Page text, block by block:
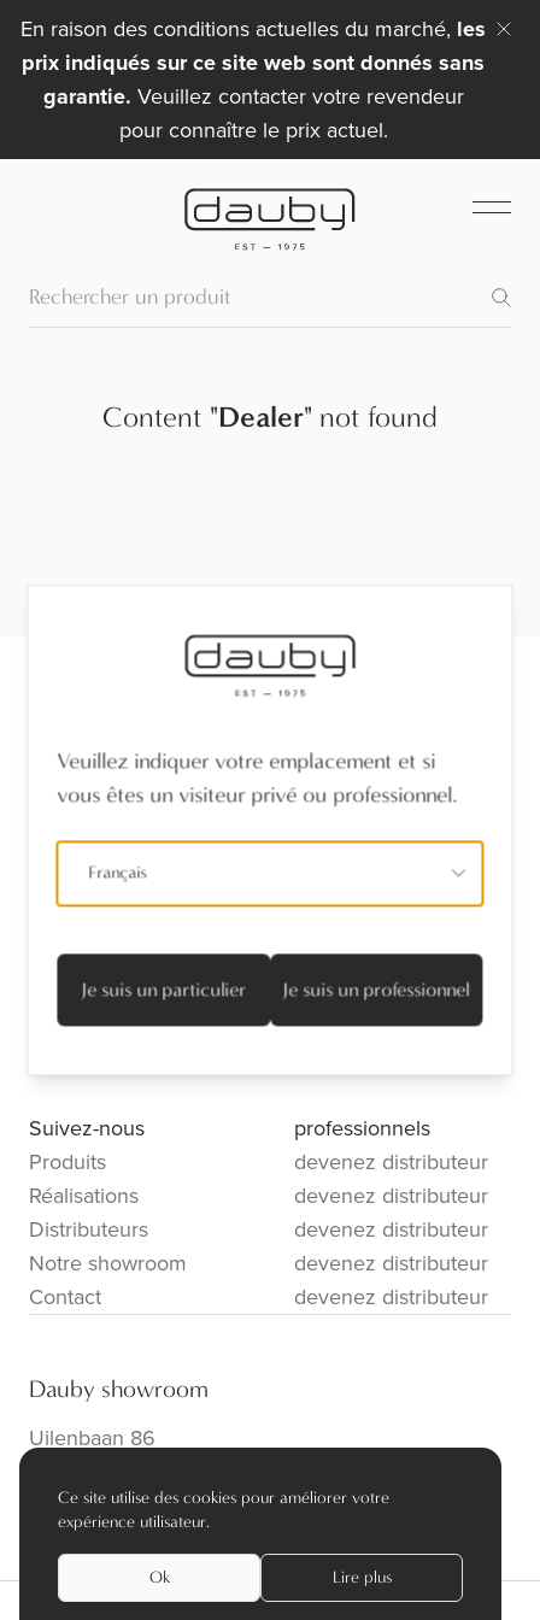
En raison des conditions actuelles du marché, les
prix indiqués sur ce site web sont donnés sans
garantie. Veuillez contacter votre revendeur
pour connaître le prix actuel.
Content "Dealer" not found
Nom*
Adresse mail*
S’abonner
Suivez-nous
Produits
Réalisations
Distributeurs
Notre showroom
Contact
professionnels
devenez distributeur
devenez distributeur
devenez distributeur
devenez distributeur
devenez distributeur
Dauby showroom
Uilenbaan 86
info@dauby.be|+32 3 354 16 86
Ce site utilise des cookies pour améliorer votre
expérience utilisateur.
Ok Lire plus
Veuillez indiquer votre emplacement et si
vous êtes un visiteur privé ou professionnel.
Français
Je suis un particulier Je suis un professionnel